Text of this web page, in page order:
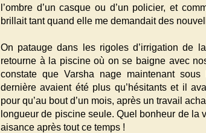
l’ombre d’un casque ou d’un policier, et
brillait tant quand elle me demandait des
On patauge dans les rigoles d’irrigation de
retourne à la piscine où on se baigne avec
constate que Varsha nage maintenant
dernière avaient été plus qu’hésitants et il
pour qu’au bout d’un mois, après un travail
longueur de piscine seule. Quel bonheur de la
aisance après tout ce temps !